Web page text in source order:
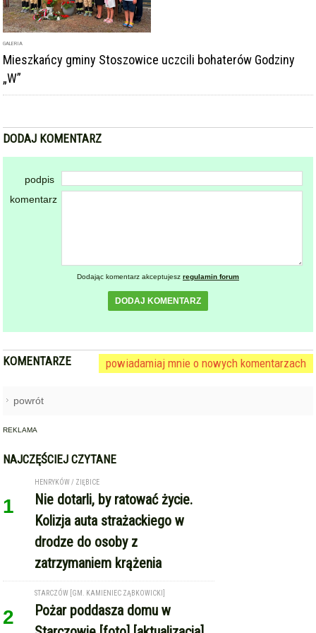
GALERIA
Mieszkańcy gminy Stoszowice uczcili bohaterów Godziny
„W”
DODAJ KOMENTARZ
podpis
komentarz
Dodając komentarz akceptujesz regulamin forum
DODAJ KOMENTARZ
KOMENTARZE powiadamiaj mnie o nowych komentarzach
powrót
REKLAMA
NAJCZĘŚCIEJ CZYTANE
1
HENRYKÓW / ZIĘBICE
Nie dotarli, by ratować życie.
Kolizja auta strażackiego w
drodze do osoby z
zatrzymaniem krążenia
2
STARCZÓW [GM. KAMIENIEC ZĄBKOWICKI]
Pożar poddasza domu w